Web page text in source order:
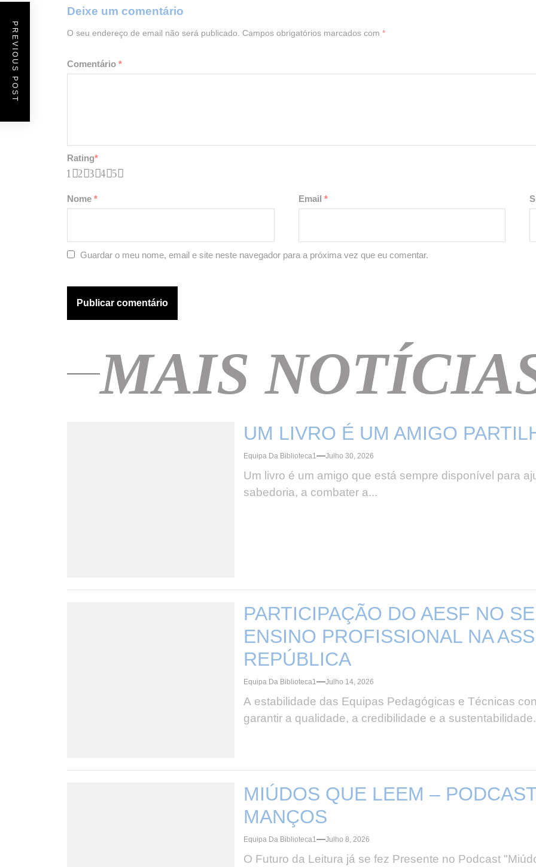
Deixe um comentário
O seu endereço de email não será publicado. Campos obrigatórios marcados com *
Comentário *
Rating*
5
4
3
2
1
Nome * Email *
Guardar o meu nome, email e site neste navegador para a próxima vez que eu comentar.
PREVIOUS POST
MAIS
UM LIVRO É UM AMIGO
Equipa Da Biblioteca1 Julho 30, 2026
Um livro é um amigo que está sempre disponível para
sabedoria, a combater a...
PARTICIPAÇÃO DO AESF NO
ENSINO PROFISSIONAL NA
REPÚBLICA
Equipa Da Biblioteca1 Julho 14, 2026
A estabilidade das Equipas Pedagógicas e Técnicas
garantir a qualidade, a credibilidade e a
MIÚDOS QUE LEEM –
MANÇOS
Equipa Da Biblioteca1 Julho 8, 2026
O Futuro da Leitura já se fez Presente no Podcast